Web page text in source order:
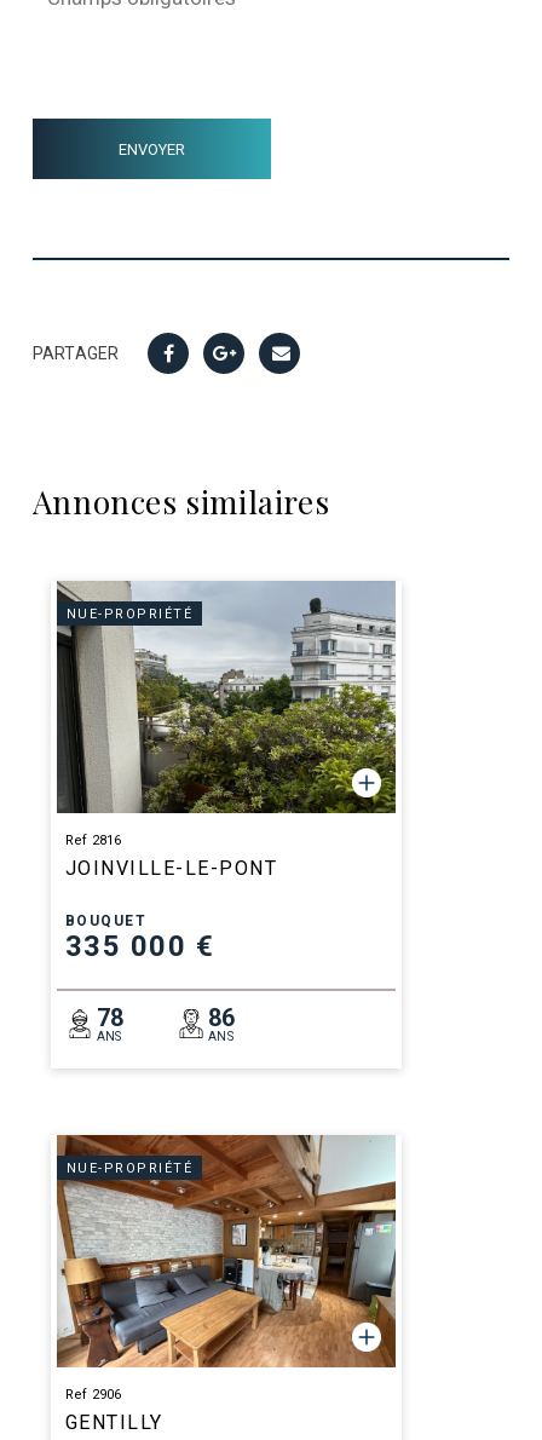
PARTAGER
Annonces similaires
NUE-PROPRIÉTÉ
Ref 2816
JOINVILLE-LE-PONT
BOUQUET
335 000 €
78
ANS
86
ANS
NUE-PROPRIÉTÉ
Ref 2906
GENTILLY